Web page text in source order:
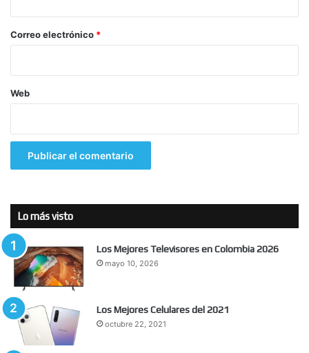
*
Correo electrónico *
Web
Lo más visto
Los Mejores Televisores en Colombia 2026
mayo 10, 2026
Los Mejores Celulares del 2021
octubre 22, 2021